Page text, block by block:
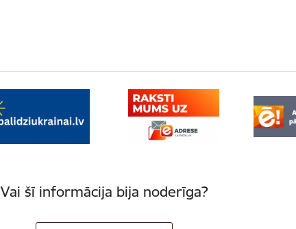
Vai šī informācija bija noderīga?